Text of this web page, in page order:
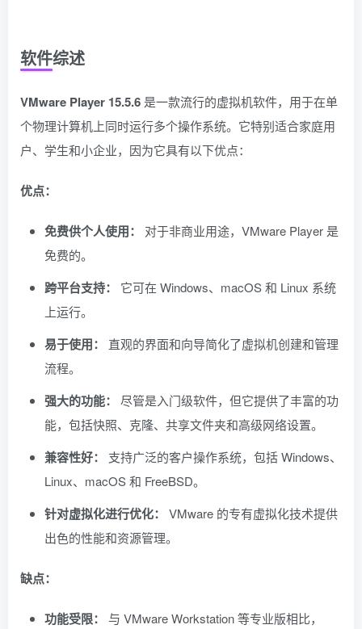
软件综述
VMware Player 15.5.6 是一款流行的虚拟机软件，用于在单
个物理计算机上同时运行多个操作系统。它特别适合家庭用
户、学生和小企业，因为它具有以下优点：
优点：
免费供个人使用：
对于非商业用途，VMware Player 是
免费的。
跨平台支持：
它可在 Windows、macOS 和 Linux 系统
上运行。
易于使用：
直观的界面和向导简化了虚拟机创建和管理
流程。
强大的功能：
尽管是入门级软件，但它提供了丰富的功
能，包括快照、克隆、共享文件夹和高级网络设置。
兼容性好：
支持广泛的客户操作系统，包括 Windows、
Linux、macOS 和 FreeBSD。
针对虚拟化进行优化：
VMware 的专有虚拟化技术提供
出色的性能和资源管理。
缺点：
功能受限：
与 VMware Workstation 等专业版相比，